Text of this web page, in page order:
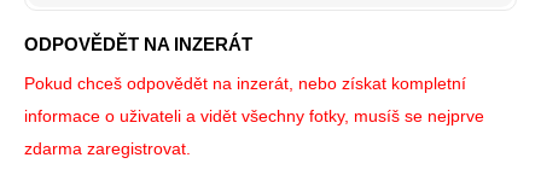
ODPOVĚDĚT NA INZERÁT
Pokud chceš odpovědět na inzerát, nebo získat kompletní
informace o uživateli a vidět všechny fotky, musíš se nejprve
zdarma zaregistrovat.